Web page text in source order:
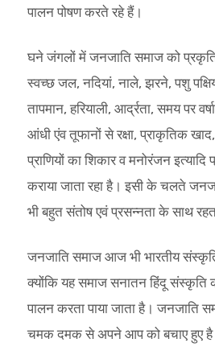
पालन पोषण करते रहे हैं।
घने जंगलों में जनजाति समाज को प्रकृति
स्वच्छ जल, नदियां, नाले, झरने, पशु
तापमान, हरियाली, आर्द्रता, समय पर
आंधी एंव तूफानों से रक्षा, प्राकृतिक
प्राणियों का शिकार व मनोरंजन
कराया जाता रहा है। इसी के चलते
भी बहुत संतोष एवं प्रसन्नता के साथ
जनजाति समाज आज भी भारतीय
क्योंकि यह समाज सनातन हिंदू
पालन करता पाया जाता है।
चमक दमक से अपने आप को बचाए हुए